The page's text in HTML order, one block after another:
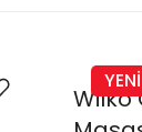
YENİ
Wilko